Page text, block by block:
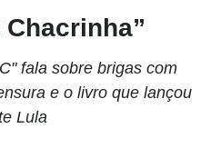
Chacrinha”
fala sobre brigas com
e o livro que lançou
Lula